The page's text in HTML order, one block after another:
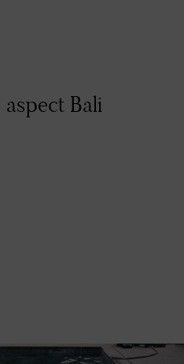
Bali